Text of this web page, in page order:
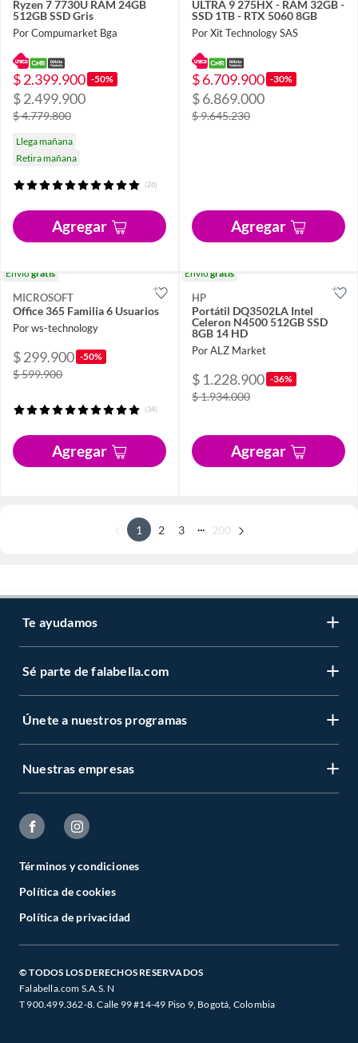
Ryzen 7 7730U RAM 24GB
512GB SSD Gris
Por Compumarket Bga
$ 2.399.900 -50%
$ 2.499.900
$ 4.779.800
Llega mañana
Retira mañana
(26)
Agregar
ULTRA 9 275HX - RAM 32GB -
SSD 1TB - RTX 5060 8GB
Por Xit Technology SAS
$ 6.709.900 -30%
$ 6.869.000
$ 9.645.230
Agregar
Envíogratis
MICROSOFT
Office 365 Familia 6 Usuarios
Por ws-technology
$ 299.900 -50%
$ 599.900
(34)
Agregar
Envíogratis
HP
Portátil DQ3502LA Intel
Celeron N4500 512GB SSD
8GB 14 HD
Por ALZ Market
$ 1.228.900 -36%
$ 1.934.000
Agregar
1 2 3 ... 200
Te ayudamos
Sé parte de falabella.com
Únete a nuestros programas
Nuestras empresas
Términos y condiciones
Política de cookies
Política de privacidad
© TODOS LOS DERECHOS RESERVADOS
Falabella.com S.A.S. N
T 900.499.362-8. Calle 99 #14-49 Piso 9, Bogotá, Colombia